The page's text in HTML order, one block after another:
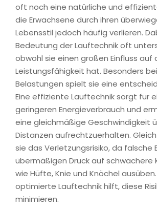
oft noch eine natürliche und
die Erwachsene durch ihren
Lebensstil jedoch häufig verlieren.
Bedeutung der Lauftechnik oft
obwohl sie einen großen Einfluss auf
Leistungsfähigkeit hat. Besonders
Belastungen spielt sie eine
Eine effiziente Lauftechnik sorgt für
geringeren Energieverbrauch und
eine gleichmäßige Geschwindigkeit
Distanzen aufrechtzuerhalten.
sie das Verletzungsrisiko, da falsche
übermäßigen Druck auf schwächere
wie Hüfte, Knie und Knöchel ausüben.
optimierte Lauftechnik hilft, diese
minimieren.